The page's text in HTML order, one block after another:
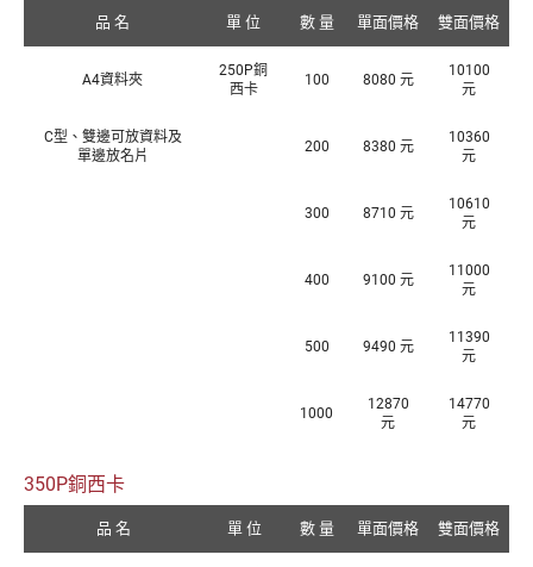
品 名 單 位 數 量 單面價格 雙面價格
A4資料夾
250P銅
西卡
100 8080 元
10100
元
C型、雙邊可放資料及
單邊放名片
200 8380 元
10360
元
300 8710 元
10610
元
400 9100 元
11000
元
500 9490 元
11390
元
1000
12870
元
14770
元
350P銅西卡
品 名 單 位 數 量 單面價格 雙面價格